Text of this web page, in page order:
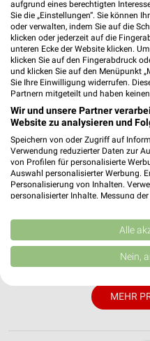
MEHR
aufgrund eines berechtigten
Sie die „Einstellungen“. Sie können
oder verwalten, indem Sie auf die
klicken oder jederzeit auf die
unteren Ecke der Website klicken.
klicken Sie auf den Fingerabdruck
und klicken Sie auf den Menüpunkt
Sie Ihre Einwilligung widerrufen.
Partnern mitgeteilt und haben
Wir und unsere Partner
Website zu analysieren und
Speichern von oder Zugriff auf
Verwendung reduzierter Daten zur
von Profilen für personalisierte
Auswahl personalisierter Werbung.
Personalisierung von Inhalten.
personalisierter Inhalte. Messung
Kombinationen von Daten aus
Verbesserung der Angebote.
von Inhalten.
Daten können außerhalb der
Website/App.
Partnerliste anzeigen (1 IAB-
Alle
Nein,